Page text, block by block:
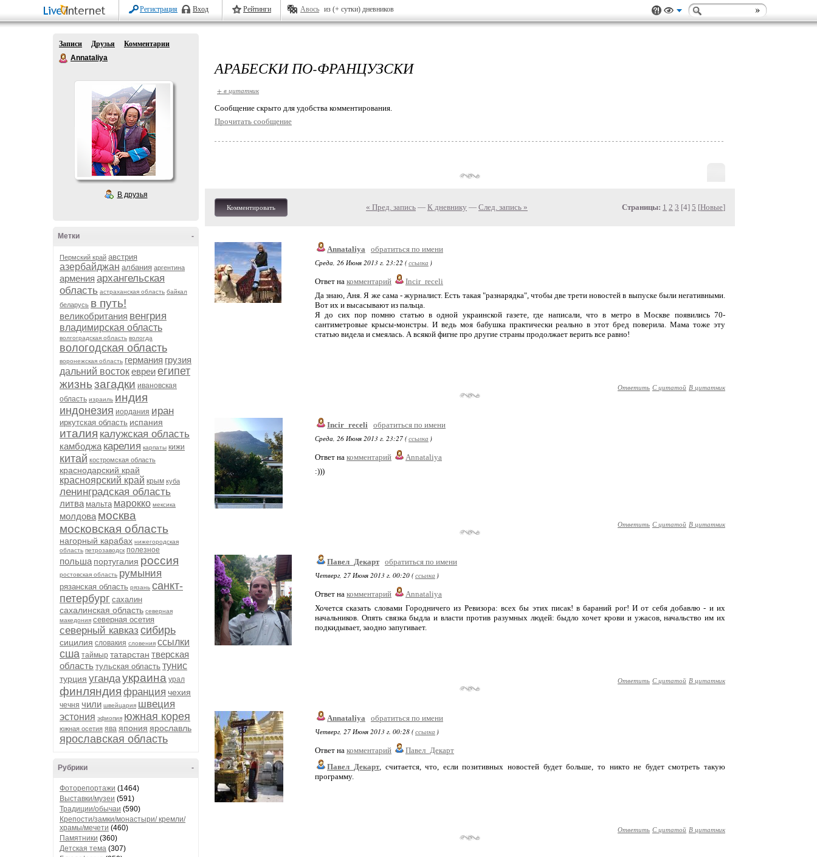
Регистрация Вход Рейтинги Авось из (+ сутки) дневников
Записи Друзья
Комментарии
Annataliya
В друзья
-
Метки
Пермский край австрия
азербайджан албания аргентина
армения архангельская
область астраханская область байкал
беларусь в путь!
великобритания венгрия
владимирская область
волгоградская область вологда
вологодская область
воронежская область германия грузия
дальний востокевреиегипет
жизньзагадки ивановская
область израиль индия
индонезия иордания иран
иркутская область испания
италия калужская область
камбоджа карелия карпаты кижи
китай костромская область
краснодарский край
красноярский край крым куба
ленинградская область
литва мальта марокко мексика
молдова москва
московская область
нагорный карабах нижегородская
область петрозаводск полезное
польша португалия россия
ростовская область румыния
рязанская область рязань санкт-
петербург сахалин
сахалинская область северная
македония северная осетия
северный кавказ сибирь
сицилия словакия словения ссылки
сша таймыр татарстан тверская
область тульская область тунис
турция угандаукраина урал
финляндия франция чехия
чечня чили швейцария швеция
эстония эфиопия южная корея
южная осетия ява япония ярославль
ярославская область
-
Рубрики
Фоторепортажи (1464)
Выставки/музеи (591)
Традиции/обычаи (590)
Крепости/замки/монастыри/ кремли/
храмы/мечети (460)
Памятники (360)
Детская тема (307)
АРАБЕСКИ ПО-ФРАНЦУЗСКИ
+ в цитатник
Cообщение скрыто для удобства комментирования.
Прочитать сообщение
Комментировать « Пред. запись — К дневнику — След. запись » Страницы: 1 2 3 [4] 5 [Новые]
Annataliya
обратиться по имени
Среда, 26 Июня 2013 г. 23:22 (ссылка )
Ответ на комментарий
Incir_receli
Да знаю, Аня. Я же сама - журналист. Есть такая "разнарядка", чтобы две трети новостей в выпуске были негативными.
Вот их и высасывают из пальца.
Я до сих пор помню статью в одной украинской газете, где написали, что в метро в Москве появились 70-
сантиметровые крысы-монстры. И ведь моя бабушка практически реально в этот бред поверила. Мама тоже эту
статью видела и смеялась. А всякой фигне про другие страны продолжает верить все равно!
Ответить С цитатой В цитатник
Incir_receli обратиться по имени
Среда, 26 Июня 2013 г. 23:27 (ссылка )
Ответ на комментарий
Annataliya
:)))
Ответить С цитатой В цитатник
Павел_Декарт обратиться по имени
Четверг, 27 Июня 2013 г. 00:20 (ссылка )
Ответ на комментарий
Annataliya
Хочется сказать словами Городничего из Ревизора: всех бы этих писак! в бараний рог! И от себя добавлю - и их
начальников. Опять связка быдла и власти против разумных людей: быдло хочет крови и ужасов, начальство им их
подкидывает, заодно запугивает.
Ответить С цитатой В цитатник
Annataliya
обратиться по имени
Четверг, 27 Июня 2013 г. 00:28 (ссылка )
Ответ на комментарий
Павел_Декарт
Павел_Декарт, считается, что, если позитивных новостей будет больше, то никто не будет смотреть такую
программу.
Ответить С цитатой В цитатник